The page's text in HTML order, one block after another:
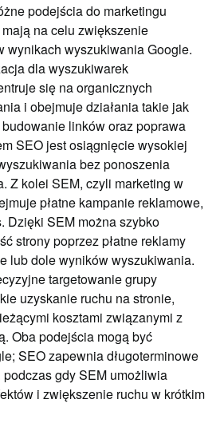
podejścia do marketingu
na celu zwiększenie
wynikach wyszukiwania Google.
dla wyszukiwarek
się na organicznych
i obejmuje działania takie jak
linków oraz poprawa
SEO jest osiągnięcie wysokiej
bez ponoszenia
Z kolei SEM, czyli marketing w
płatne kampanie reklamowe,
Dzięki SEM można szybko
strony poprzez płatne reklamy
lub dole wyników wyszukiwania.
targetowanie grupy
uzyskanie ruchu na stronie,
kosztami związanymi z
Oba podejścia mogą być
SEO zapewnia długoterminowe
gdy SEM umożliwia
i zwiększenie ruchu w krótkim